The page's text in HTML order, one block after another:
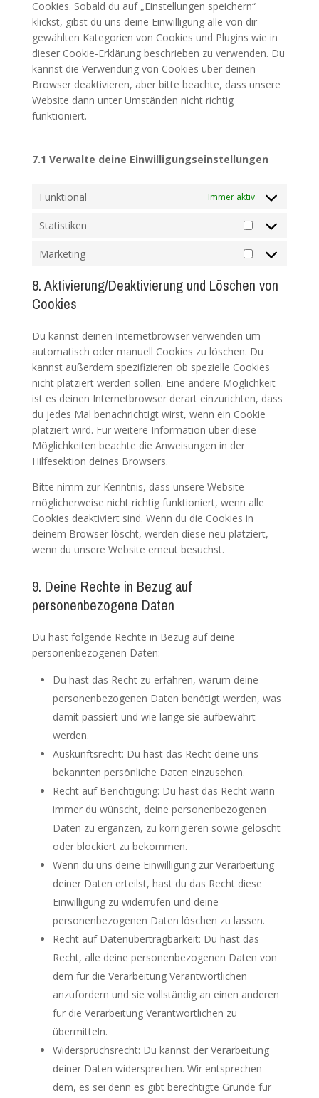
Cookies. Sobald du auf „Einstellungen speichern“
klickst, gibst du uns deine Einwilligung alle von dir
gewählten Kategorien von Cookies und Plugins wie in
dieser Cookie-Erklärung beschrieben zu verwenden. Du
kannst die Verwendung von Cookies über deinen
Browser deaktivieren, aber bitte beachte, dass unsere
Website dann unter Umständen nicht richtig
funktioniert.
7.1 Verwalte deine Einwilligungseinstellungen
Funktional Immer aktiv
Statistiken
Statistiken
Marketing
Marketing
8. Aktivierung/Deaktivierung und Löschen von
Cookies
Du kannst deinen Internetbrowser verwenden um
automatisch oder manuell Cookies zu löschen. Du
kannst außerdem spezifizieren ob spezielle Cookies
nicht platziert werden sollen. Eine andere Möglichkeit
ist es deinen Internetbrowser derart einzurichten, dass
du jedes Mal benachrichtigt wirst, wenn ein Cookie
platziert wird. Für weitere Information über diese
Möglichkeiten beachte die Anweisungen in der
Hilfesektion deines Browsers.
Bitte nimm zur Kenntnis, dass unsere Website
möglicherweise nicht richtig funktioniert, wenn alle
Cookies deaktiviert sind. Wenn du die Cookies in
deinem Browser löscht, werden diese neu platziert,
wenn du unsere Website erneut besuchst.
9. Deine Rechte in Bezug auf
personenbezogene Daten
Du hast folgende Rechte in Bezug auf deine
personenbezogenen Daten:
Du hast das Recht zu erfahren, warum deine
personenbezogenen Daten benötigt werden, was
damit passiert und wie lange sie aufbewahrt
werden.
Auskunftsrecht: Du hast das Recht deine uns
bekannten persönliche Daten einzusehen.
Recht auf Berichtigung: Du hast das Recht wann
immer du wünscht, deine personenbezogenen
Daten zu ergänzen, zu korrigieren sowie gelöscht
oder blockiert zu bekommen.
Wenn du uns deine Einwilligung zur Verarbeitung
deiner Daten erteilst, hast du das Recht diese
Einwilligung zu widerrufen und deine
personenbezogenen Daten löschen zu lassen.
Recht auf Datenübertragbarkeit: Du hast das
Recht, alle deine personenbezogenen Daten von
dem für die Verarbeitung Verantwortlichen
anzufordern und sie vollständig an einen anderen
für die Verarbeitung Verantwortlichen zu
übermitteln.
Widerspruchsrecht: Du kannst der Verarbeitung
deiner Daten widersprechen. Wir entsprechen
dem, es sei denn es gibt berechtigte Gründe für